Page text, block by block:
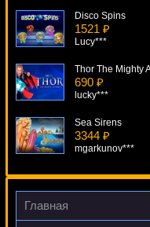
Disco Spins
1521 ₽
Lucy***
690 ₽
lucky***
Sea Sirens
3344 ₽
mgarkunov***
Goldify
4071 ₽
Главная